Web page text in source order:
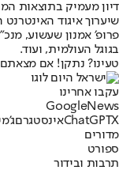
פרופ׳ אמנון שעשוע,
בגוגל העולמית, ועוד.
טעינו? נתקן! אם
עקבו אחרינו
Googl eNews
ChatGPTX אינסטגרם
מדורים
ספורט
תרבות ובידור